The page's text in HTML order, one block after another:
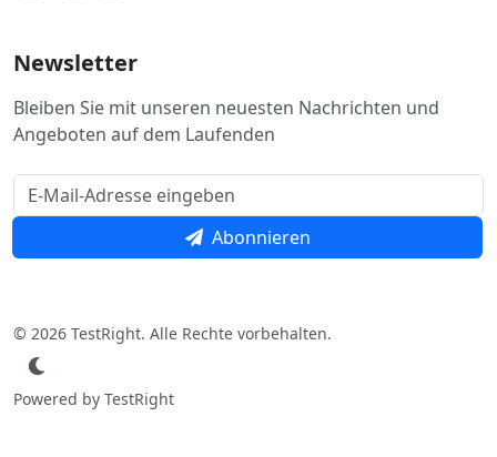
Newsletter
Bleiben Sie mit unseren neuesten Nachrichten und
Angeboten auf dem Laufenden
Abonnieren
© 2026 TestRight. Alle Rechte vorbehalten.
Powered by TestRight